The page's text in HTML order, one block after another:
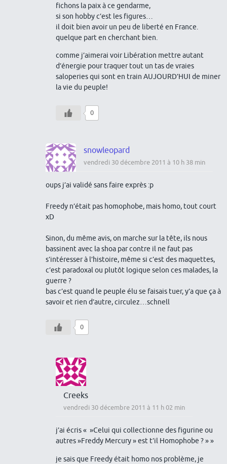
fichons la paix à ce gendarme,
si son hobby c’est les figures…
il doit bien avoir un peu de liberté en France.
quelque part en cherchant bien.
comme j’aimerai voir Libération mettre autant
d’énergie pour traquer tout un tas de vraies
saloperies qui sont en train AUJOURD’HUI de miner
la vie du peuple!
0
snowleopard
vendredi 30 décembre 2011 à 10 h 38 min
oups j’ai validé sans faire exprès :p
Freedy n’était pas homophobe, mais homo, tout court
xD
Sinon, du même avis, on marche sur la tête, ils nous
bassinent avec la shoa par contre il ne faut pas
s’intéresser à l’histoire, même si c’est des maquettes,
c’est paradoxal ou plutôt logique selon ces malades, la
guerre ?
bas c’est quand le peuple élu se faisais tuer, y’a que ça à
savoir et rien d’autre, circulez…schnell
0
Creeks
vendredi 30 décembre 2011 à 11 h 02 min
j’ai écris « »Celui qui collectionne des figurine ou
autres »Freddy Mercury » est t’il Homophobe ? » »
je sais que Freedy était homo nos problème, je